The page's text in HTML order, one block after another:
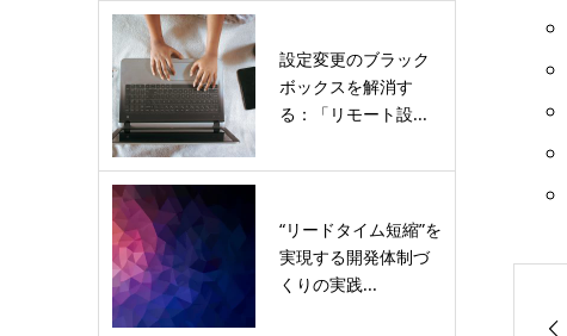
設定変更のブラック
ボックスを解消す
る：「リモート設...
“リードタイム短縮”を
実現する開発体制づ
くりの実践...